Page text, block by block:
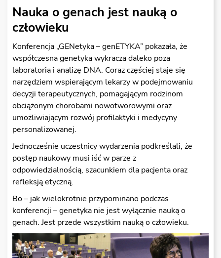
Nauka o genach jest nauką o
człowieku
Konferencja „GENetyka – genETYKA” pokazała, że
współczesna genetyka wykracza daleko poza
laboratoria i analizę DNA. Coraz częściej staje się
narzędziem wspierającym lekarzy w podejmowaniu
decyzji terapeutycznych, pomagającym rodzinom
obciążonym chorobami nowotworowymi oraz
umożliwiającym rozwój profilaktyki i medycyny
personalizowanej.
Jednocześnie uczestnicy wydarzenia podkreślali, że
postęp naukowy musi iść w parze z
odpowiedzialnością, szacunkiem dla pacjenta oraz
refleksją etyczną.
Bo – jak wielokrotnie przypominano podczas
konferencji – genetyka nie jest wyłącznie nauką o
genach. Jest przede wszystkim nauką o człowieku.